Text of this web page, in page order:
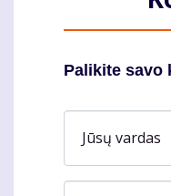
Palikite savo
Jūsų vardas